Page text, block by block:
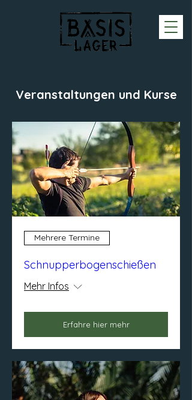
Veranstaltungen und Kurse
Mehrere Termine
Schnupperbogenschießen
Mehr Infos
Erfahre hier mehr